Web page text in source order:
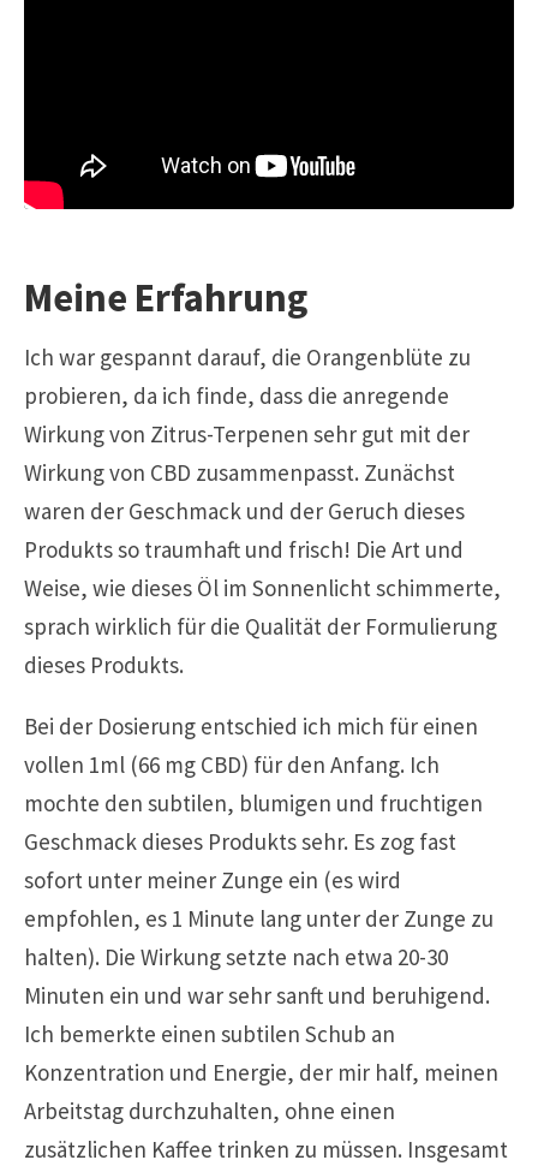
Meine Erfahrung
Ich war gespannt darauf, die Orangenblüte zu
probieren, da ich finde, dass die anregende
Wirkung von Zitrus-Terpenen sehr gut mit der
Wirkung von CBD zusammenpasst. Zunächst
waren der Geschmack und der Geruch dieses
Produkts so traumhaft und frisch! Die Art und
Weise, wie dieses Öl im Sonnenlicht schimmerte,
sprach wirklich für die Qualität der Formulierung
dieses Produkts.
Bei der Dosierung entschied ich mich für einen
vollen 1ml (66 mg CBD) für den Anfang. Ich
mochte den subtilen, blumigen und fruchtigen
Geschmack dieses Produkts sehr. Es zog fast
sofort unter meiner Zunge ein (es wird
empfohlen, es 1 Minute lang unter der Zunge zu
halten). Die Wirkung setzte nach etwa 20-30
Minuten ein und war sehr sanft und beruhigend.
Ich bemerkte einen subtilen Schub an
Konzentration und Energie, der mir half, meinen
Arbeitstag durchzuhalten, ohne einen
zusätzlichen Kaffee trinken zu müssen. Insgesamt